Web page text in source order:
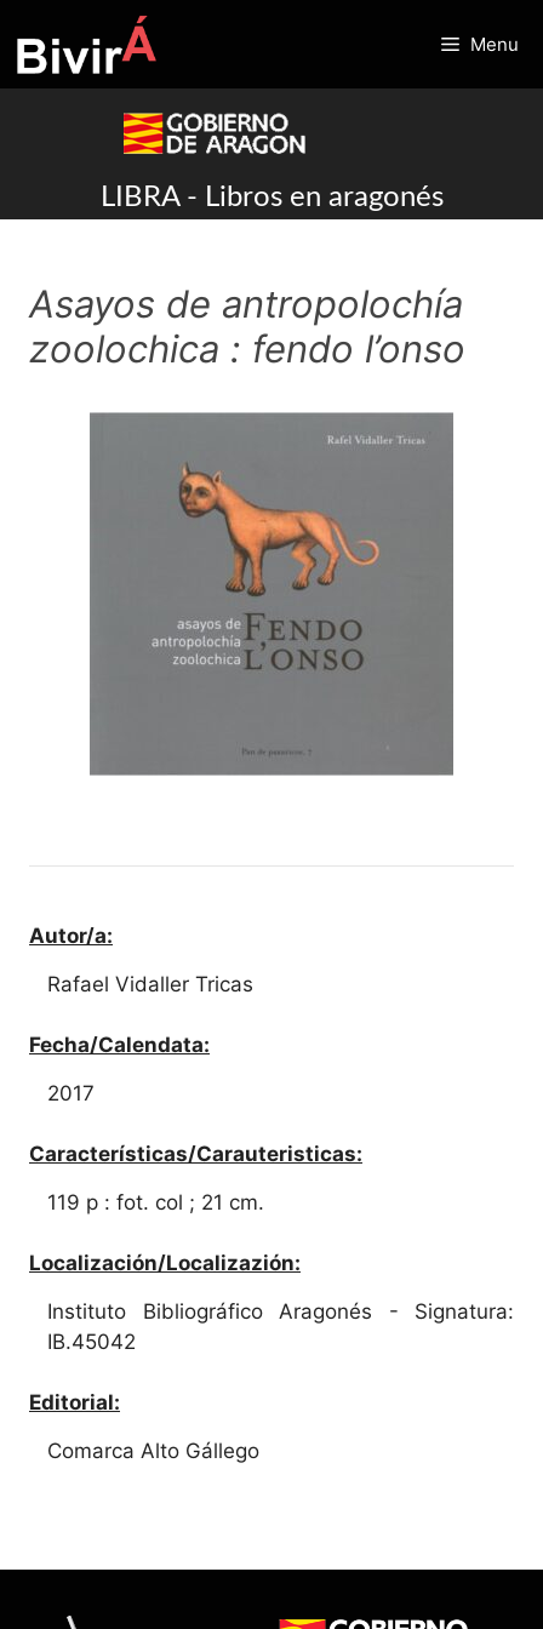
to
content
Menu
LIBRA - Libros en aragonés
Asayos de antropolochía
zoolochica : fendo l’onso
Autor/a:
Rafael Vidaller Tricas
Fecha/Calendata:
2017
Características/Carauteristicas:
119 p : fot. col ; 21 cm.
Localización/Localizazión:
Instituto Bibliográfico Aragonés - Signatura:
IB.45042
Editorial:
Comarca Alto Gállego